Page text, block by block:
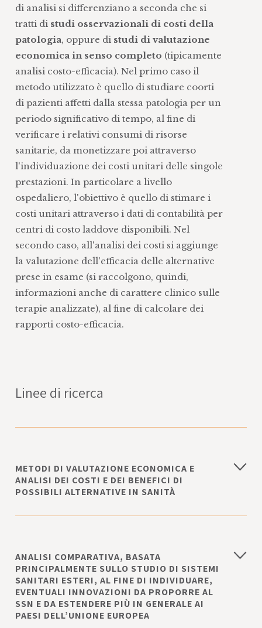
di analisi si differenziano a seconda che si
tratti di studi osservazionali di costi della
patologia, oppure di studi di valutazione
economica in senso completo (tipicamente
analisi costo-efficacia). Nel primo caso il
metodo utilizzato è quello di studiare coorti
di pazienti affetti dalla stessa patologia per un
periodo significativo di tempo, al fine di
verificare i relativi consumi di risorse
sanitarie, da monetizzare poi attraverso
l'individuazione dei costi unitari delle singole
prestazioni. In particolare a livello
ospedaliero, l'obiettivo è quello di stimare i
costi unitari attraverso i dati di contabilità per
centri di costo laddove disponibili. Nel
secondo caso, all'analisi dei costi si aggiunge
la valutazione dell'efficacia delle alternative
prese in esame (si raccolgono, quindi,
informazioni anche di carattere clinico sulle
terapie analizzate), al fine di calcolare dei
rapporti costo-efficacia.
Linee di ricerca
METODI DI VALUTAZIONE ECONOMICA E
ANALISI DEI COSTI E DEI BENEFICI DI
POSSIBILI ALTERNATIVE IN SANITÀ
diagnostico-terapeutiche disponibili. I tipi di
analisi si differenziano a seconda che si tratti
di studi osservazionali di costi della
patologia, oppure di studi di valutazione
economica in senso completo (tipicamente
ANALISI COMPARATIVA, BASATA
PRINCIPALMENTE SULLO STUDIO DI SISTEMI
SANITARI ESTERI, AL FINE DI INDIVIDUARE,
EVENTUALI INNOVAZIONI DA PROPORRE AL
SSN E DA ESTENDERE PIÙ IN GENERALE AI
PAESI DELL’UNIONE EUROPEA